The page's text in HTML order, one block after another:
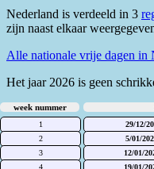
Nederland is verdeeld in 3
zijn naast elkaar
Alle nationale vrije dagen in
Het jaar 2026 is geen
week nummer
1 29/12/
2
5/01/
3
12/01/
4
19/01/